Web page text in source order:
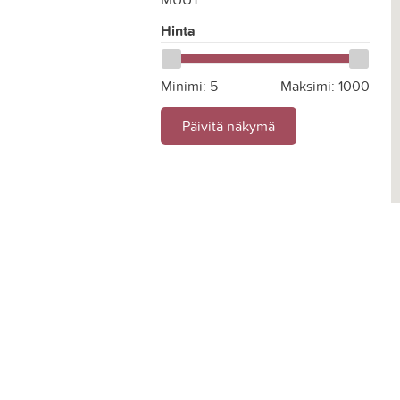
Hinta
Minimi: 5 Maksimi: 1000
Päivitä näkymä